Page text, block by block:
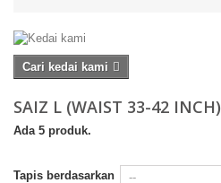
Cari kedai kami
SAIZ L (WAIST 33-42 INCH)
Ada 5 produk.
Tapis berdasarkan